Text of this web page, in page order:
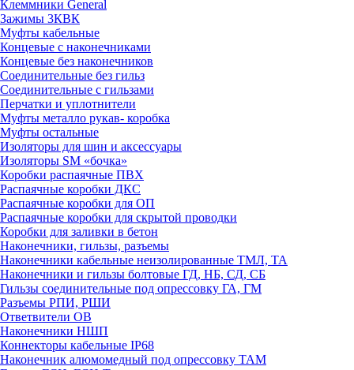
Клеммники General
Зажимы 3КВК
Муфты кабельные
Концевые с наконечниками
Концевые без наконечников
Соединительные без гильз
Соединительные с гильзами
Перчатки и уплотнители
Муфты металло рукав- коробка
Муфты остальные
Изоляторы для шин и аксессуары
Изоляторы SM «бочка»
Коробки распаячные ПВХ
Распаячные коробки ДКС
Распаячные коробки для ОП
Распаячные коробки для скрытой проводки
Коробки для заливки в бетон
Наконечники, гильзы, разъемы
Наконечники кабельные неизолированные ТМЛ, ТА
Наконечники и гильзы болтовые ГД, НБ, СД, СБ
Гильзы соединительные под опрессовку ГА, ГМ
Разъемы РПИ, РШИ
Ответвители ОВ
Наконечники НШП
Коннекторы кабельные IP68
Наконечник алюмомедный под опрессовку ТАМ